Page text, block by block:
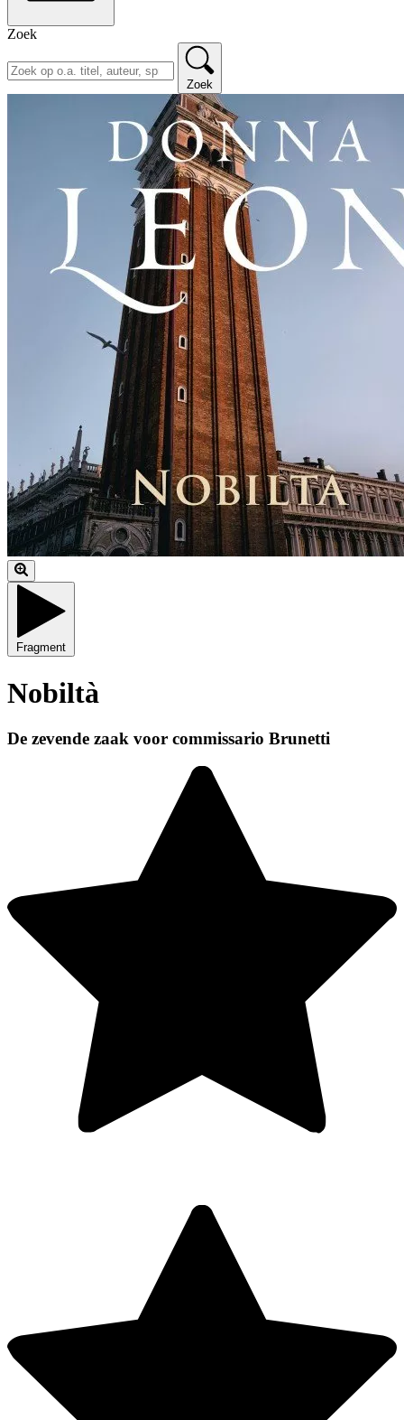
Zoek
Zoek
Fragment
Nobiltà
De zevende zaak voor commissario Brunetti